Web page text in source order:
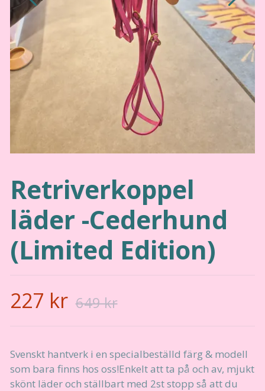
Retriverkoppel
läder -Cederhund
(Limited Edition)
227 kr 649 kr
Svenskt hantverk i en specialbeställd färg & modell
som bara finns hos oss!Enkelt att ta på och av, mjukt
skönt läder och ställbart med 2st stopp så att du